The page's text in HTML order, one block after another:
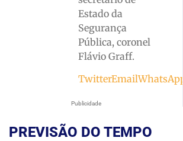
Publicidade
Estado da
Segurança
Pública, coronel
Flávio Graff.
TwitterEmailWhatsApp
PREVISÃO DO TEMPO